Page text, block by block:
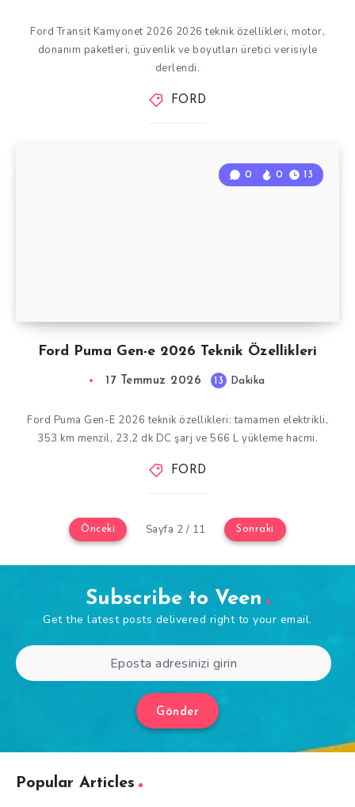
Ford Transit Kamyonet 2026 2026 teknik özellikleri, motor,
donanım paketleri, güvenlik ve boyutları üretici verisiyle
derlendi.
FORD
Ford Puma Gen-e 2026 Teknik Özellikleri
0 0 13
17 Temmuz 2026 13 Dakika
Ford Puma Gen-E 2026 teknik özellikleri: tamamen elektrikli,
353 km menzil, 23,2 dk DC şarj ve 566 L yükleme hacmi.
FORD
Önceki Sayfa 2 / 11 Sonraki
Subscribe to Veen
Get the latest posts delivered right to your email.
Gönder
Popular Articles